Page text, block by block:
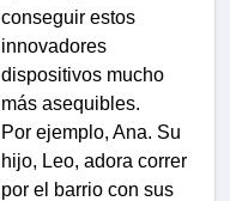
conseguir estos
innovadores
dispositivos mucho
más asequibles.
Por ejemplo, Ana. Su
hijo, Leo, adora correr
por el barrio con sus